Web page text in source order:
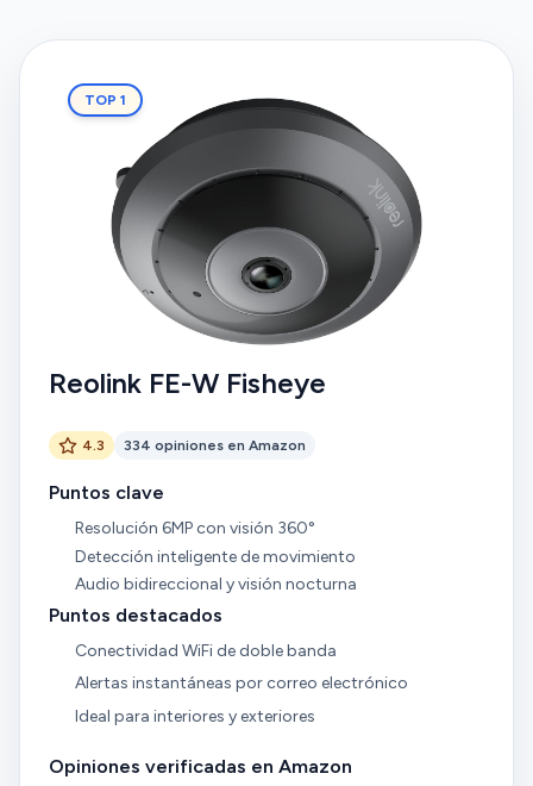
TOP 1
Reolink FE-W Fisheye
4.3 334 opiniones en Amazon
Puntos clave
Resolución 6MP con visión 360°
Detección inteligente de movimiento
Audio bidireccional y visión nocturna
Puntos destacados
Conectividad WiFi de doble banda
Alertas instantáneas por correo electrónico
Ideal para interiores y exteriores
Opiniones verificadas en Amazon